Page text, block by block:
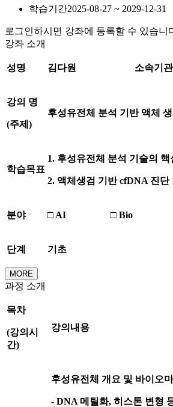
학습기간2025-08-27 ~ 2029-12-31
로그인하시면 강좌에 등록할 수 있습니
강좌 소개
성명 김다원 소속기관
강의 명
(주제 )
후성유전체 분석 기반 액체
학습목표
1. 후성유전체 분석 기술의
2. 액체생검 기반cfDNA 진단
분야 □ AI □ Bio
단계 기초
MORE
과정 소개
목차
(강의시
간)
강의내용
후성유전체 개요 및 바이오
- DNA 메틸화, 히스톤 변형